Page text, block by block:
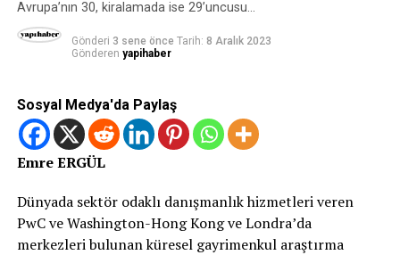
Avrupa’nın 30, kiralamada ise 29’uncusu…
Gönderi 3 sene önce Tarih: 8 Aralık 2023
Gönderen yapihaber
Sosyal Medya'da Paylaş
Emre ERGÜL
Dünyada sektör odaklı danışmanlık hizmetleri veren
PwC ve Washington-Hong Kong ve Londra’da
merkezleri bulunan küresel gayrimenkul araştırma